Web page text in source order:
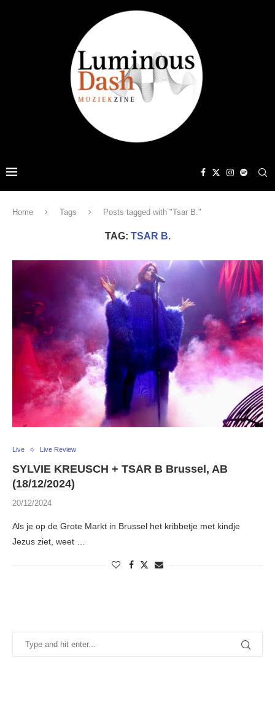
Home Tags Posts tagged with "Tsar B."
TAG: TSAR B.
Live Live Review
SYLVIE KREUSCH + TSAR B Brussel, AB
(18/12/2024)
20/12/2024
Als je op de Grote Markt in Brussel het kribbetje met kindje
Jezus ziet, weet …